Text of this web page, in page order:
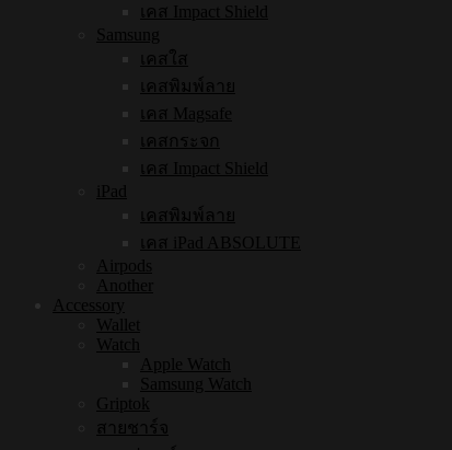
เคส Impact Shield
Samsung
เคสใส
เคสพิมพ์ลาย
เคส Magsafe
เคสกระจก
เคส Impact Shield
iPad
เคสพิมพ์ลาย
เคส iPad ABSOLUTE
Airpods
Another
Accessory
Wallet
Watch
Apple Watch
Samsung Watch
Griptok
สายชาร์จ